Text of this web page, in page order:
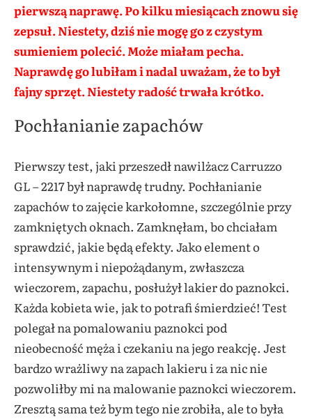
pierwszą naprawę. Po kilku miesiącach znowu się
zepsuł. Niestety, dziś nie mogę go z czystym
sumieniem polecić. Może miałam pecha.
Naprawdę go lubiłam i nadal uważam, że to był
fajny sprzęt. Niestety radość trwała krótko.
Pochłanianie zapachów
Pierwszy test, jaki przeszedł nawilżacz Carruzzo
GL – 2217 był naprawdę trudny. Pochłanianie
zapachów to zajęcie karkołomne, szczególnie przy
zamkniętych oknach. Zamknęłam, bo chciałam
sprawdzić, jakie będą efekty. Jako element o
intensywnym i niepożądanym, zwłaszcza
wieczorem, zapachu, posłużył lakier do paznokci.
Każda kobieta wie, jak to potrafi śmierdzieć! Test
polegał na pomalowaniu paznokci pod
nieobecność męża i czekaniu na jego reakcję. Jest
bardzo wrażliwy na zapach lakieru i za nic nie
pozwoliłby mi na malowanie paznokci wieczorem.
Zresztą sama też bym tego nie zrobiła, ale to była